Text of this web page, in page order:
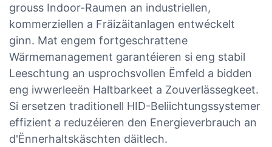
grouss Indoor-Raumen an industriellen,
kommerziellen a Fräizäitanlagen entwéckelt
ginn. Mat engem fortgeschrattene
Wärmemanagement garantéieren si eng stabil
Leeschtung an usprochsvollen Ëmfeld a bidden
eng iwwerleeën Haltbarkeet a Zouverlässegkeet.
Si ersetzen traditionell HID-Beliichtungssystemer
effizient a reduzéieren den Energieverbrauch an
d'Ënnerhaltskäschten däitlech.